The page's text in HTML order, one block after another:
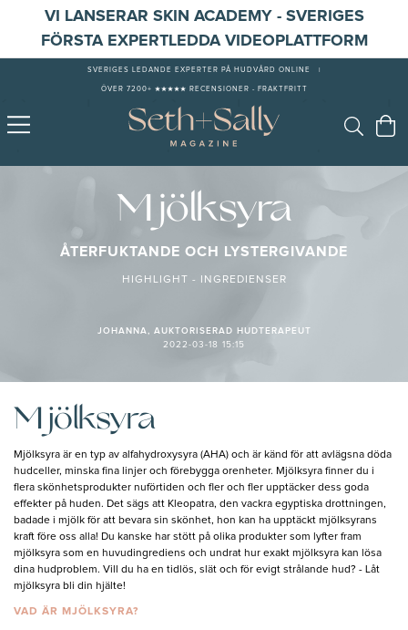
VI LANSERAR SKIN ACADEMY - SVERIGES
FÖRSTA EXPERTLEDDA VIDEOPLATTFORM
SVERIGES LEDANDE EXPERTER PÅ HUDVÅRD ONLINE
ÖVER 7200+ ★★★★★ RECENSIONER - FRAKTFRITT
Mjölksyra
ÅTERFUKTANDE OCH LYSTERGIVANDE
HIGHLIGHT - INGREDIENSER
JOHANNA, AUKTORISERAD HUDTERAPEUT
2022-03-18 15:15
Mjölksyra
Mjölksyra är en typ av alfahydroxysyra (AHA) och är känd för att avlägsna döda
hudceller, minska fina linjer och förebygga orenheter. Mjölksyra finner du i
flera skönhetsprodukter nuförtiden och fler och fler upptäcker dess goda
effekter på huden. Det sägs att Kleopatra, den vackra egyptiska drottningen,
badade i mjölk för att bevara sin skönhet, hon kan ha upptäckt mjölksyrans
kraft före oss alla! Du kanske har stött på olika produkter som lyfter fram
mjölksyra som en huvudingrediens och undrat hur exakt mjölksyra kan lösa
dina hudproblem. Vill du ha en tidlös, slät och för evigt strålande hud? - Låt
mjölksyra bli din hjälte!
VAD ÄR MJÖLKSYRA?